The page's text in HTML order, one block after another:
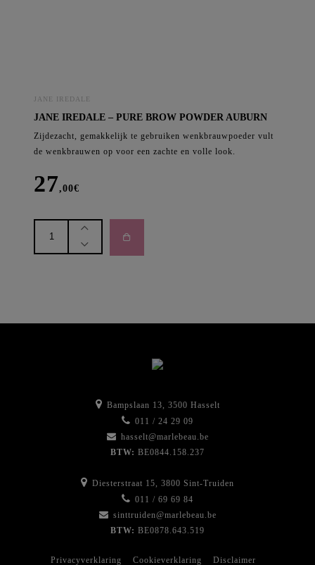
JANE IREDALE
JANE IREDALE – PURE BROW POWDER AUBURN
Zijdezacht, gemakkelijk te gebruiken wenkbrauwpoeder vult
de wenkbrauwen op voor een zachte en volle look.
27,00€
Iredale
-
Bampslaan 13, 3500 Hasselt
011 / 24 29 09
hasselt@marlebeau.be
BTW: BE0844.158.237
Diesterstraat 15, 3800 Sint-Truiden
011 / 69 69 84
sinttruiden@marlebeau.be
BTW: BE0878.643.519
Privacyverklaring Cookieverklaring Disclaimer